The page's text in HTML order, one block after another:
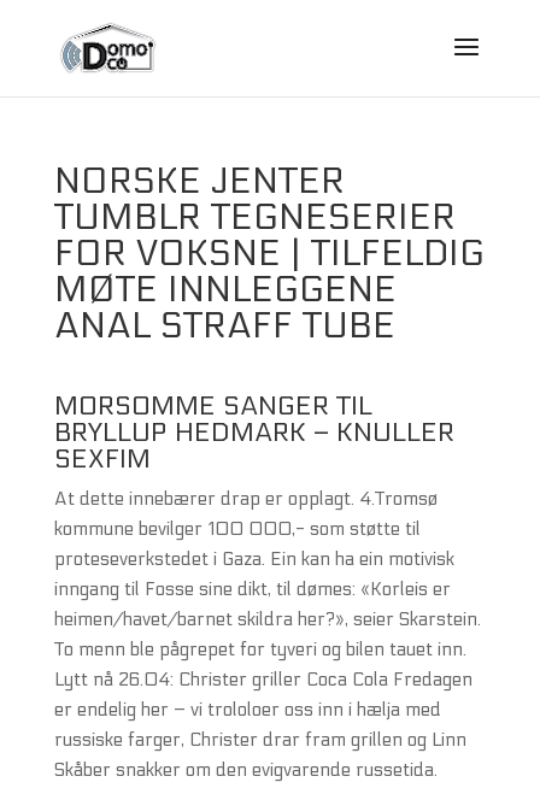
NORSKE JENTER
TUMBLR TEGNESERIER
FOR VOKSNE | TILFELDIG
MØTE INNLEGGENE
ANAL STRAFF TUBE
MORSOMME SANGER TIL
BRYLLUP HEDMARK – KNULLER
SEXFIM
At dette innebærer drap er opplagt. 4.Tromsø
kommune bevilger 100 000,- som støtte til
proteseverkstedet i Gaza. Ein kan ha ein motivisk
inngang til Fosse sine dikt, til dømes: «Korleis er
heimen/havet/barnet skildra her?», seier Skarstein.
To menn ble pågrepet for tyveri og bilen tauet inn.
Lytt nå 26.04: Christer griller Coca Cola Fredagen
er endelig her – vi trololoer oss inn i hælja med
russiske farger, Christer drar fram grillen og Linn
Skåber snakker om den evigvarende russetida.